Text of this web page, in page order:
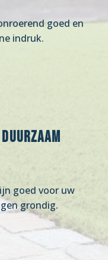
goed en
indruk.
goed voor uw
grondig.